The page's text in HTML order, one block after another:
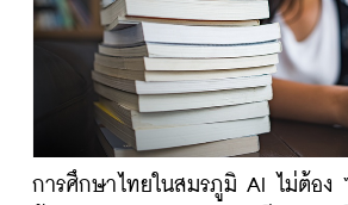
การศึกษาไทยในสมรภูมิ AI ไม่ต้อง